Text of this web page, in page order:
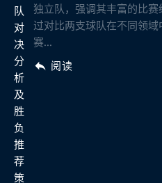
独立队，强调其丰富的比
过对比两支球队在不同领
赛...
阅读